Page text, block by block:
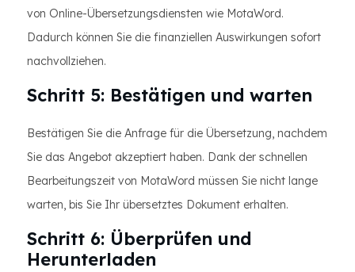
von Online-Übersetzungsdiensten wie MotaWord.
Dadurch können Sie die finanziellen Auswirkungen sofort
nachvollziehen.
Schritt 5: Bestätigen und warten
Bestätigen Sie die Anfrage für die Übersetzung, nachdem
Sie das Angebot akzeptiert haben. Dank der schnellen
Bearbeitungszeit von MotaWord müssen Sie nicht lange
warten, bis Sie Ihr übersetztes Dokument erhalten.
Schritt 6: Überprüfen und
Herunterladen